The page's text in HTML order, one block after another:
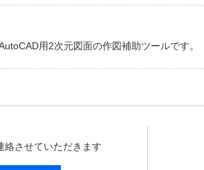
用2次元図面の作図補助ツールです。
絡させていただきます